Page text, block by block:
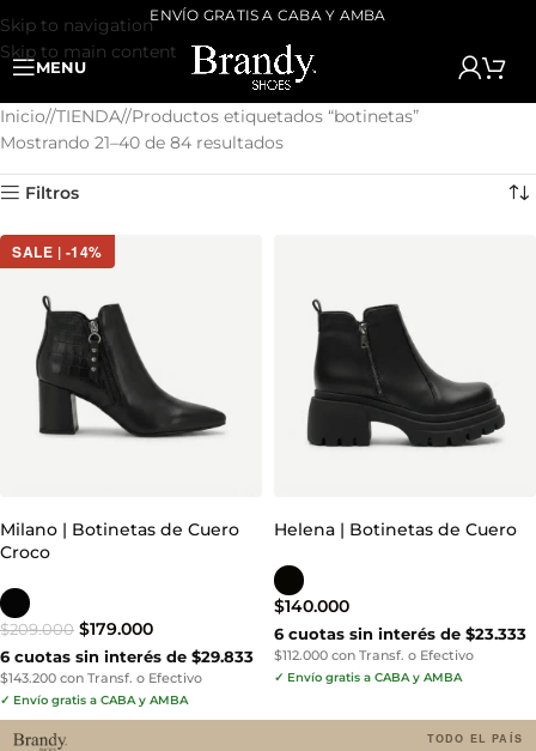
Skip to navigation
Skip to main content
ENVÍO GRATIS A CABA Y AMBA
MENU
Inicio/ TIENDA/ Productos etiquetados “botinetas”
Mostrando 21–40 de 84 resultados
Filtros
SALE | -14%
Milano | Botinetas de Cuero
Croco
$209.000 $179.000
6 cuotas sin interés de $29.833
$143.200 con Transf. o Efectivo
✓ Envío gratis a CABA y AMBA
Helena | Botinetas de Cuero
$140.000
6 cuotas sin interés de $23.333
$112.000 con Transf. o Efectivo
✓ Envío gratis a CABA y AMBA
TODO EL PAÍS